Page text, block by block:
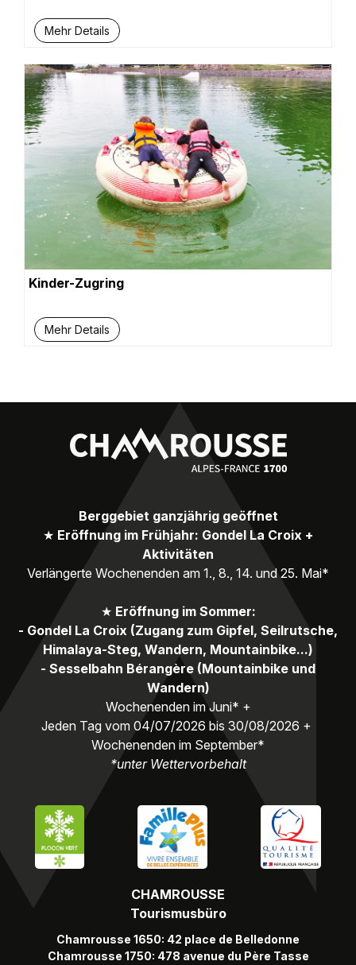
Mehr Details
Kinder-Zugring
Mehr Details
CHAMROUSSE
Tourismusbüro
Chamrousse 1650: 42 place de Belledonne
Chamrousse 1750: 478 avenue du Père Tasse
Berggebiet ganzjährig geöffnet
★ Eröffnung im Frühjahr: Gondel La Croix +
Aktivitäten
Verlängerte Wochenenden am 1., 8., 14. und 25. Mai*
★ Eröffnung im Sommer:
- Gondel La Croix (Zugang zum Gipfel, Seilrutsche,
Himalaya-Steg, Wandern, Mountainbike...)
- Sesselbahn Bérangère (Mountainbike und
Wandern)
Wochenenden im Juni* +
Jeden Tag vom 04/07/2026 bis 30/08/2026 +
Wochenenden im September*
*unter Wettervorbehalt